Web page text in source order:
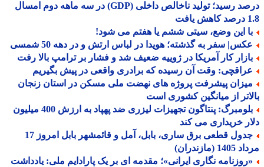
درصد رسید؛ تولید ناخالص داخلی (GDP) در سه ماهه دوم امسال
این وضع، سیتی ششم یا هفتم می شود!
سفر به گذشته؛ هویدا در لباس ارتش و در دهه 50 شمسی
کار آمریکا در ژوییه ضعیف شد و فشار بر ترامپ بالا رفت
وقت آن رسیده که برادری واقعی در پیش بگیریم
پیشرفت پروژه های نهضت ملی مسکن در استان زنجان
از میانگین کشوری است
بلومبرگ: پنتاگون تجهیزات لیزری ضد پهپاد به ارزش 400 میلیون
خریداری می کند
جدول قطعی برق ساری، بابل، آمل و قائمشهر بابل امروز 17
(مازندران)
نگاری ایرانی»؛ مقدمه ای بر یک پارادایم ملی: یادداشت